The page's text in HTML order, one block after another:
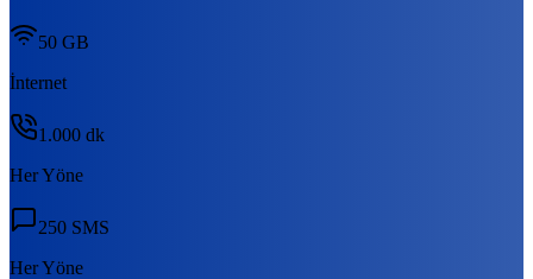
50 GB
İnternet
1.000 dk
Her Yöne
250 SMS
Her Yöne